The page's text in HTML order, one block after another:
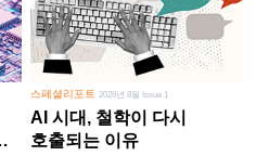
스페셜리포트 2026년 8월 Issue 1
AI 시대, 철학이 다시
호출되는 이유